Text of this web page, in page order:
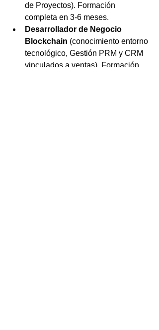
de Proyectos). Formación
completa en 3-6 meses.
Desarrollador de Negocio
Blockchain (conocimiento entorno
tecnológico, Gestión PRM y CRM
vinculados a ventas). Formación